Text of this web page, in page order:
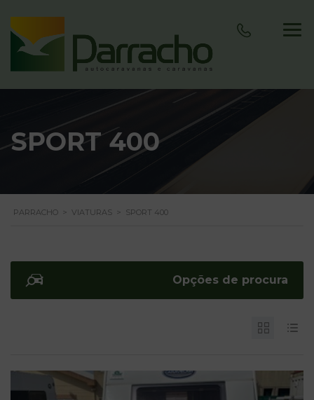
SPORT 400
PARRACHO > VIATURAS > SPORT 400
Opções de procura